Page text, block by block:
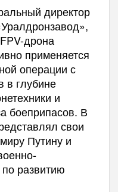
директор
дрона
применяется
операции с
в глубине
и
боеприпасов. В
свои
Путину и
развитию